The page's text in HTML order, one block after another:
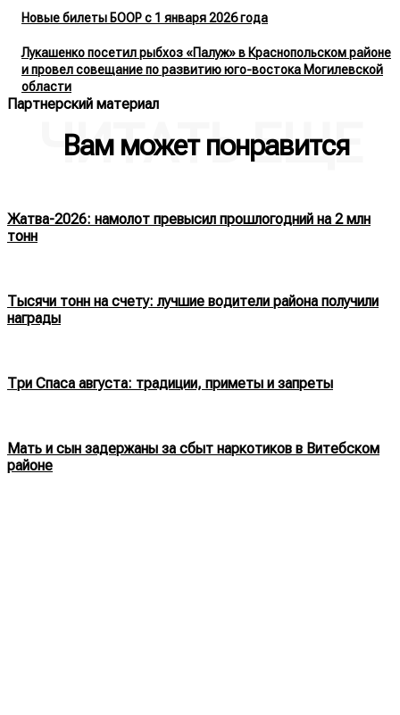
Новые билеты БООР с 1 января 2026 года
Лукашенко посетил рыбхоз «Палуж» в Краснопольском районе
и провел совещание по развитию юго-востока Могилевской
области
Партнерский материал
Вам может понравится
ЧИТАТЬ ЕЩЕ
Жатва-2026: намолот превысил прошлогодний на 2 млн
тонн
Тысячи тонн на счету: лучшие водители района получили
награды
Три Спаса августа: традиции, приметы и запреты
Мать и сын задержаны за сбыт наркотиков в Витебском
районе